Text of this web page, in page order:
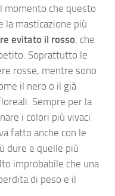
momento che questo
la masticazione più
evitato il rosso, che
Soprattutto le
rosse, mentre sono
il nero o il già
Sempre per la
i colori più vivaci
fatto anche con le
dure e quelle più
improbabile che una
di peso e il